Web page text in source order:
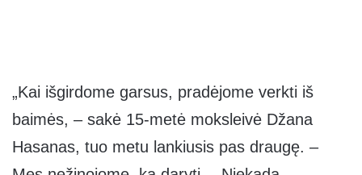
„Kai išgirdome garsus, pradėjome verkti iš
baimės, – sakė 15-metė moksleivė Džana
Hasanas, tuo metu lankiusis pas draugę. –